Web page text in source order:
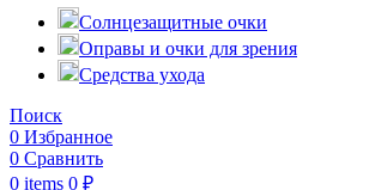
Солнцезащитные очки
Оправы и очки для зрения
Средства ухода
Поиск
0 Избранное
0 Сравнить
0 items 0 ₽